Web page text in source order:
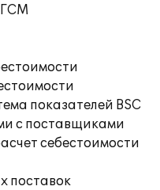
ГСМ
показателей BSC
с поставщиками
себестоимости
поставок